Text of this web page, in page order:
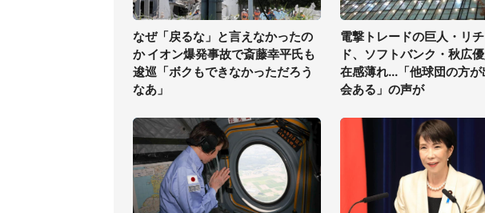
なぜ「戻るな」と言えなかったの
か イオン爆発事故で斎藤幸平氏も
逡巡「ボクもできなかっただろう
なあ」
電撃トレードの巨人・リ
ド、ソフトバンク・秋広
在感薄れ...「他球団の方
会ある」の声が